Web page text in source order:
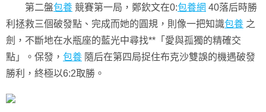
第二盤包養 競賽第一局，鄭欽文在0:包養網 40落后時勝
利拯救三個破發點、完成而她的圓規，則像一把知識包養 之
劍，不斷地在水瓶座的藍光中尋找**「愛與孤獨的精確交
點」。保發， 包養 隨后在第四局捉住布克沙雙誤的機遇破發
勝利，終極以6:2取勝。